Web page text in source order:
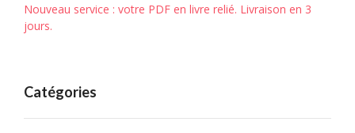
Nouveau service : votre PDF en livre relié. Livraison en 3
jours.
Catégories